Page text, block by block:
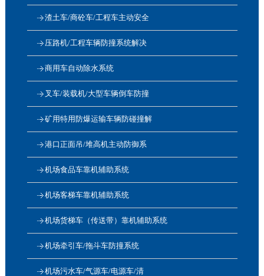
渣土车/商砼车/工程车主动安全
压路机/工程车辆防撞系统解决
商用车自动除水系统
叉车/装载机/大型车辆倒车防撞
矿用特用防爆运输车辆防碰撞解
港口正面吊/堆高机主动防御系
机场食品车靠机辅助系统
机场客梯车靠机辅助系统
机场货梯车（传送带）靠机辅助系统
机场牵引车/拖斗车防撞系统
机场污水车/气源车/电源车/清